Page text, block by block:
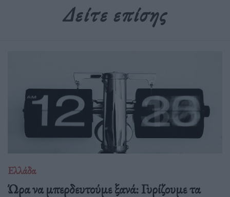
Δείτε επίσης
Ελλάδα
Ώρα να μπερδευτούμε ξανά: Γυρίζουμε τα